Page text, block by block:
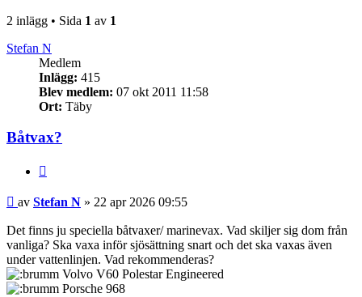
2 inlägg • Sida 1 av 1
Stefan N
Medlem
Inlägg: 415
Blev medlem: 07 okt 2011 11:58
Ort: Täby
Båtvax?
Inlägg
av Stefan N » 22 apr 2026 09:55
Det finns ju speciella båtvaxer/ marinevax. Vad skiljer sig dom från
vanliga? Ska vaxa inför sjösättning snart och det ska vaxas även
under vattenlinjen. Vad rekommenderas?
Volvo V60 Polestar Engineered
Porsche 968